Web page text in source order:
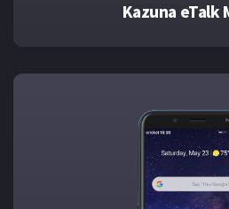
Kazuna eTalk